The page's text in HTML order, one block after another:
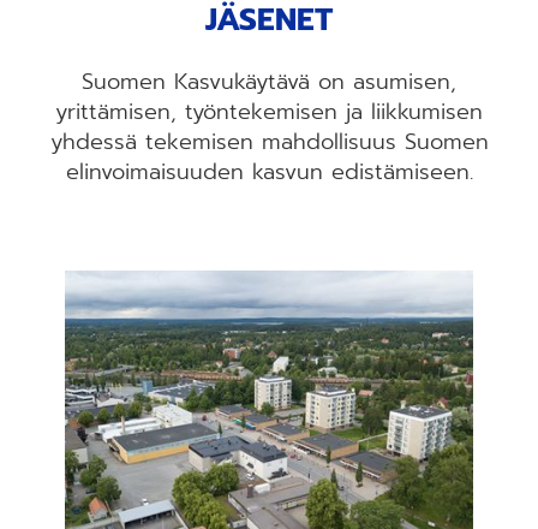
JÄSENET
Suomen Kasvukäytävä on asumisen,
yrittämisen, työntekemisen ja liikkumisen
yhdessä tekemisen mahdollisuus Suomen
elinvoimaisuuden kasvun edistämiseen.